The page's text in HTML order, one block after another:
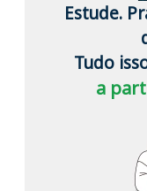
Estude.
Tudo
a